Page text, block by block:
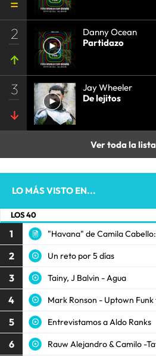
2
Danny Ocean
Partidazo
3
Jay Wheeler
De lejitos
Ver toda la lista
LO MÁS VISTO EN...
LOS 40
1 "Havana" de Camila
2 Un reto por 5 días
3 Tainy, J Balvin - Agua
4 Mark Ronson - Uptown
5 Entrevistamos a Aldo Ranks
6 Rauw Alejandro & Camilo -